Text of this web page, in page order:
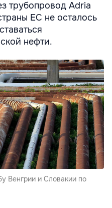
трубопровод Adria
ЕС не осталось
нефти.
Венгрии и Словакии по